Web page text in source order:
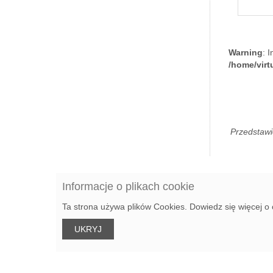
Warning:
/home/
Informacje o plikach cookie
Ta strona używa plików Cookies. Dowiedz się więcej